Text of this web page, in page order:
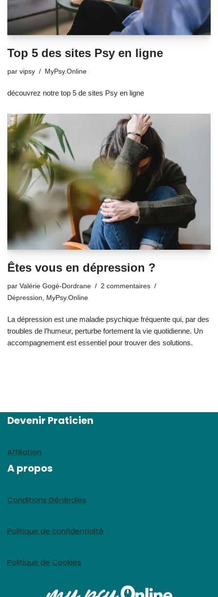
Top 5 des sites Psy en ligne
par vipsy MyPsy.Online
découvrez notre top 5 de sites Psy en ligne
Êtes vous en dépression ?
par Valérie Gogé-Dordrane
2 commentaires
Dépression
MyPsy.Online
La dépression est une maladie psychique fréquente qui, par des
troubles de l’humeur, perturbe fortement la vie quotidienne. Un
accompagnement est essentiel pour trouver des solutions.
Devenir Praticien
Affiliation
A propos
Conditions Générales
Politique de confidentialté
Politique de Cookies